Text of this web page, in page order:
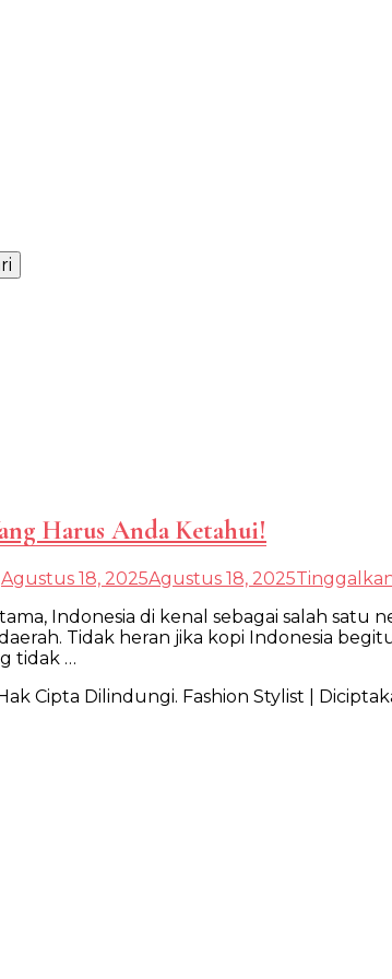
Harus Anda Ketahui!
Agustus 18, 2025Agustus 18, 2025
Indonesia di kenal sebagai salah
Tidak heran jika kopi Indonesia
tidak …
Cipta Dilindungi. Fashion Stylist |